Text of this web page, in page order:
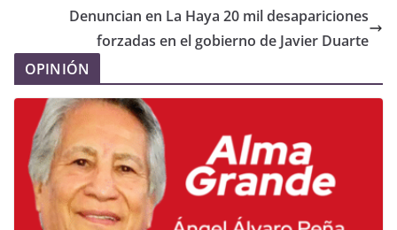
Denuncian en La Haya 20 mil desapariciones
forzadas en el gobierno de Javier Duarte
OPINIÓN